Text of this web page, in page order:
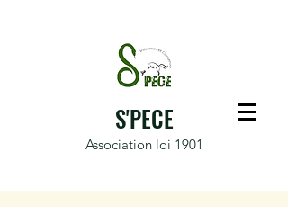
Association loi 1901
S'PECE